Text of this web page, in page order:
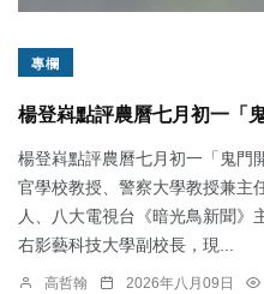
專欄
楊登嵙點評農曆七月初一「
楊登嵙點評農曆七月初一「鬼門
官學校教授、警察大學教授兼主
人、八大電視台《暗光鳥新聞》
右影藝科技大學副校長，現...
高哲翰 2026年八月09日